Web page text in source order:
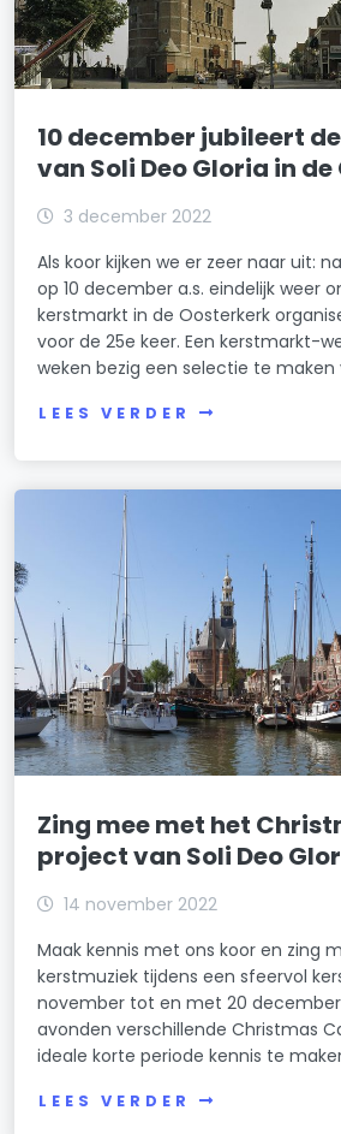
10 december jubileert
van Soli Deo Gloria in
3 december 2022
Als koor kijken we er zeer naar uit:
op 10 december a.s. eindelijk weer
kerstmarkt in de Oosterkerk
voor de 25e keer. Een kerstmarkt-
weken bezig een selectie te maken
LEES VERDER
Zing mee met het
project van Soli Deo
14 november 2022
Maak kennis met ons koor en zing
kerstmuziek tijdens een sfeervol
november tot en met 20
avonden verschillende Christmas
ideale korte periode kennis te
LEES VERDER